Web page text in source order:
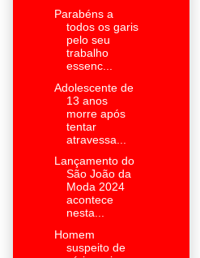
Parabéns a
todos os garis
pelo seu
trabalho
essenc...
Adolescente de
13 anos
morre após
tentar
atravessa...
Lançamento do
São João da
Moda 2024
acontece
nesta...
Homem
suspeito de